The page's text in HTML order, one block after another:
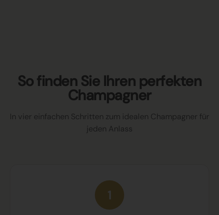
So finden Sie Ihren perfekten
Champagner
In vier einfachen Schritten zum idealen Champagner für
jeden Anlass
1